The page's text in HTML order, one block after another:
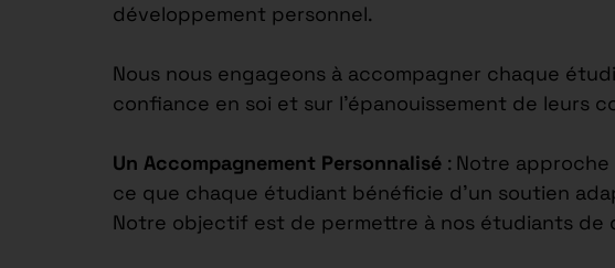
développement personnel.
Nous nous engageons à accompagner chaque
confiance en soi et sur l’épanouissement de leurs
Un Accompagnement Personnalisé : Notre
ce que chaque étudiant bénéficie d’un soutien
Notre objectif est de permettre à nos étudiants